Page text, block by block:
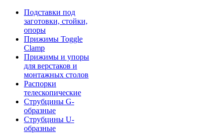
Подставки под
заготовки, стойки,
опоры
Прижимы Toggle
Clamp
Прижимы и упоры
для верстаков и
монтажных столов
Распорки
телескопические
Струбцины G-
образные
Струбцины U-
образные